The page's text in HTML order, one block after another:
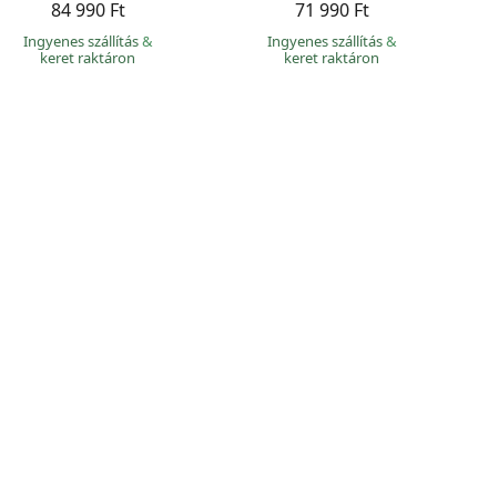
84 990 Ft
Ingyenes szállítás&
keret raktáron
71 990 Ft
Ingyenes szállítás&
keret raktáron